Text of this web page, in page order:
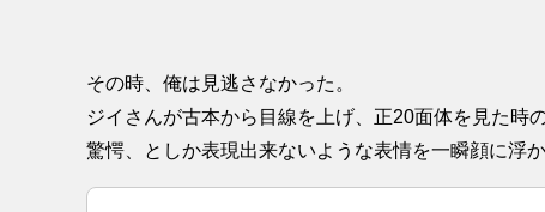
その時、俺は見逃さなかった。
ジイさんが古本から目線を上げ、正20面体を見た時の
驚愕、としか表現出来ないような表情を一瞬顔に浮